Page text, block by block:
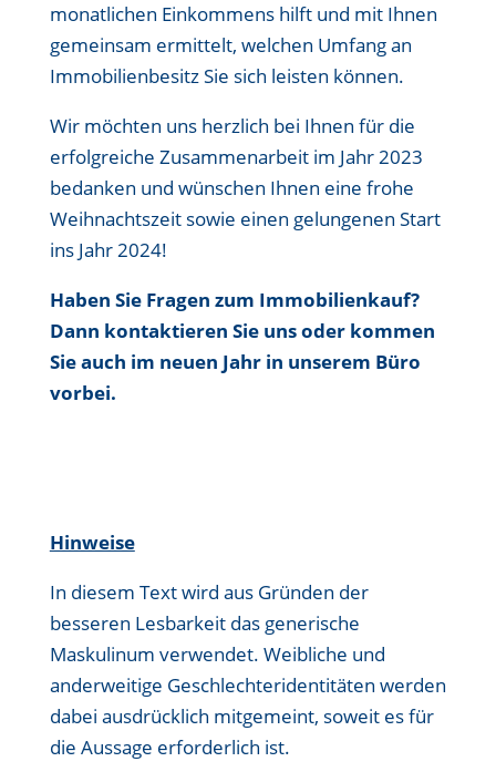
monatlichen Einkommens hilft und mit Ihnen
gemeinsam ermittelt, welchen Umfang an
Immobilienbesitz Sie sich leisten können.
Wir möchten uns herzlich bei Ihnen für die
erfolgreiche Zusammenarbeit im Jahr 2023
bedanken und wünschen Ihnen eine frohe
Weihnachtszeit sowie einen gelungenen Start
ins Jahr 2024!
Haben Sie Fragen zum Immobilienkauf?
Dann kontaktieren Sie uns oder kommen
Sie auch im neuen Jahr in unserem Büro
vorbei.
Hinweise
In diesem Text wird aus Gründen der
besseren Lesbarkeit das generische
Maskulinum verwendet. Weibliche und
anderweitige Geschlechteridentitäten werden
dabei ausdrücklich mitgemeint, soweit es für
die Aussage erforderlich ist.